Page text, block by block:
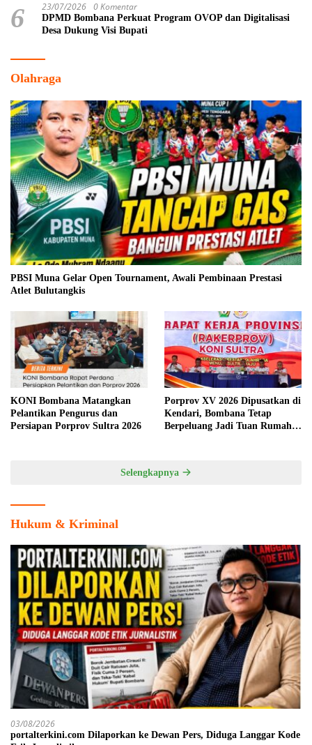
6 23/07/2026 0 Komentar
DPMD Bombana Perkuat Program OVOP dan Digitalisasi
Desa Dukung Visi Bupati
Olahraga
PBSI Muna Gelar Open Tournament, Awali Pembinaan Prestasi
Atlet Bulutangkis
KONI Bombana Matangkan
Pelantikan Pengurus dan
Persiapan Porprov Sultra 2026
Porprov XV 2026 Dipusatkan di
Kendari, Bombana Tetap
Berpeluang Jadi Tuan Rumah
Selengkapnya
Hukum & Kriminal
03/08/2026
portalterkini.com Dilaporkan ke Dewan Pers, Diduga Langgar Kode